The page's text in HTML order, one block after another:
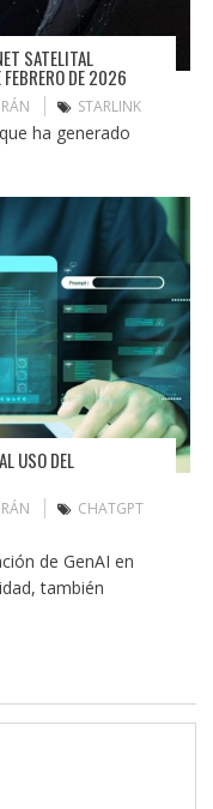
SATELITAL
FEBRERO DE 2026
STARLINK
ha generado
USO DEL
CHATGPT
de GenAI en
también